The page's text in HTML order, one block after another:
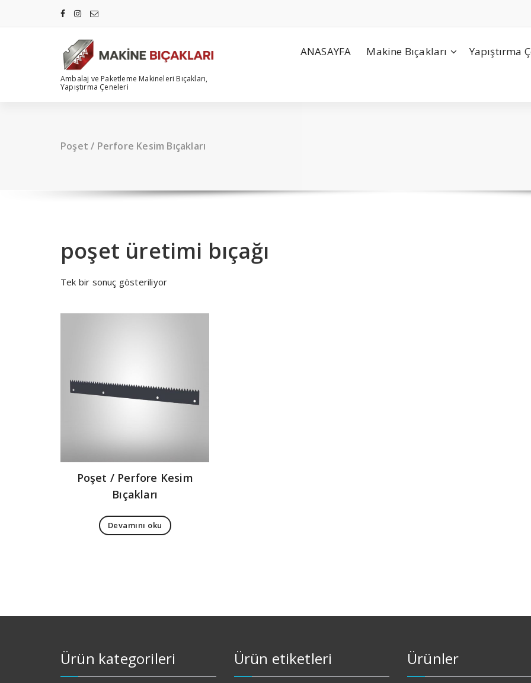
Ambalaj ve Paketleme Makineleri Bıçakları,
Yapıştırma Çeneleri
ANASAYFA Makine Bıçakları Yapıştırma
Poşet / Perfore Kesim Bıçakları
poşet üretimi bıçağı
Tek bir sonuç gösteriliyor
Poşet / Perfore Kesim
Bıçakları
Devamını oku
Ürün kategorileri Ürün etiketleri Ürünler